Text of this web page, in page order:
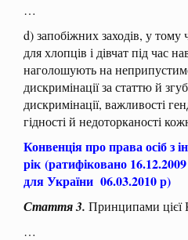
…
d) запобіжних заходів, у тому
для хлопців і дівчат під час
наголошують на
дискримінації за статтю й
дискримінації, важливості
гідності й недоторканості
Конвенція про права осіб з
рік (ратифіковано
для України 06.03.2010 р)
Стаття 3. Принципами цієї
…